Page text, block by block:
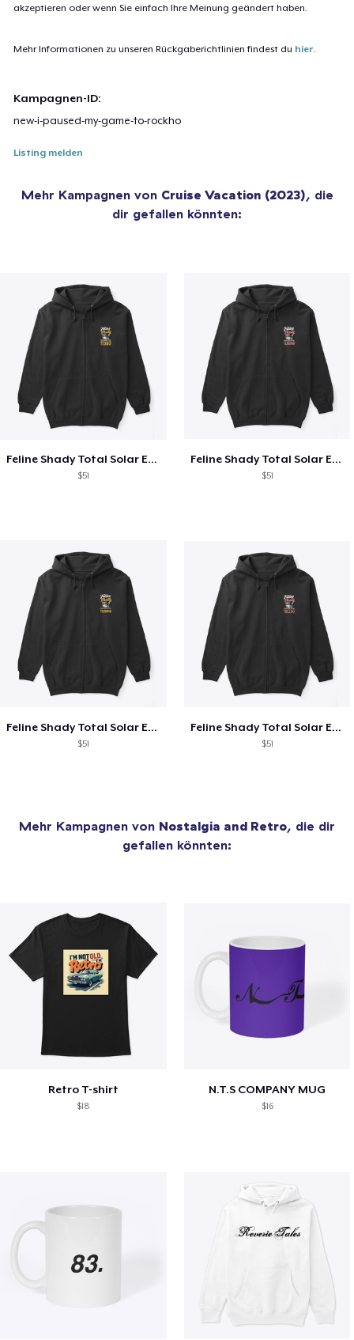
akzeptieren oder wenn Sie einfach Ihre Meinung geändert haben.
Mehr Informationen zu unseren Rückgaberichtlinien findest du hier.
Kampagnen-ID:
new-i-paused-my-game-to-rockho
Listing melden
Mehr Kampagnen von Cruise Vacation (2023), die
dir gefallen könnten:
Feline Shady Total Solar Eclipse Texas
$51
Feline Shady Total Solar Eclipse Tijuana
$51
Feline Shady Total Solar Eclipse Tijuana
$51
Feline Shady Total Solar Eclipse Toledo
$51
Mehr Kampagnen von Nostalgia and Retro, die dir
gefallen könnten:
Retro T-shirt
$18
N.T.S COMPANY MUG
$16